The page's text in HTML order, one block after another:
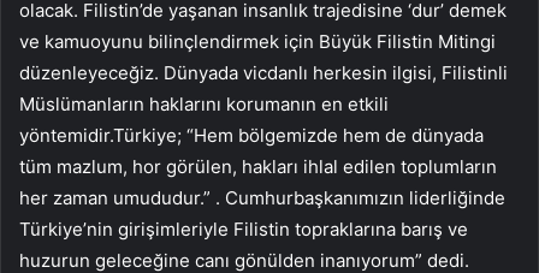
olacak. Filistin’de yaşanan insanlık trajedisine ‘dur’ demek
ve kamuoyunu bilinçlendirmek için Büyük Filistin Mitingi
düzenleyeceğiz. Dünyada vicdanlı herkesin ilgisi, Filistinli
Müslümanların haklarını korumanın en etkili
yöntemidir.Türkiye; “Hem bölgemizde hem de dünyada
tüm mazlum, hor görülen, hakları ihlal edilen toplumların
her zaman umududur.” . Cumhurbaşkanımızın liderliğinde
Türkiye’nin girişimleriyle Filistin topraklarına barış ve
huzurun geleceğine canı gönülden inanıyorum” dedi.